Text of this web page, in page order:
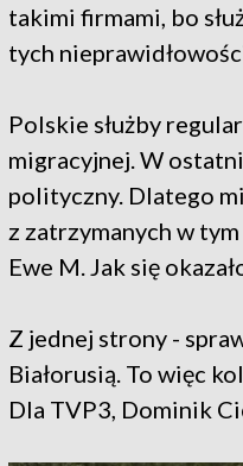
takimi firmami, bo
tych
Polskie służby
migracyjnej. W
polityczny. Dlatego
z zatrzymanych w
Ewe M. Jak się
Z jednej strony -
Białorusią. To więc
Dla TVP3, Dominik